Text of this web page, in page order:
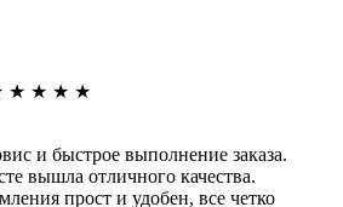
★ ★ ★ ★
и быстрое выполнение заказа.
вышла отличного качества.
прост и удобен, все четко